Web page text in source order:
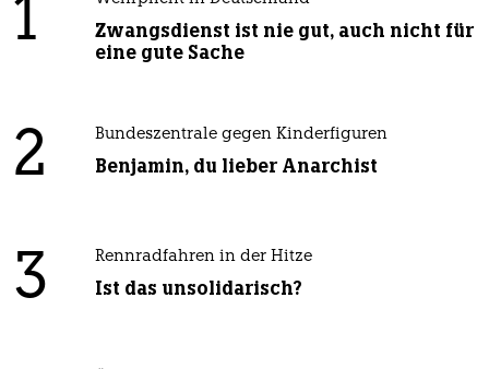
1
Zwangsdienst ist nie gut, auch nicht für
eine gute Sache
2 Bundeszentrale gegen Kinderfiguren
Benjamin, du lieber Anarchist
3 Rennradfahren in der Hitze
Ist das unsolidarisch?